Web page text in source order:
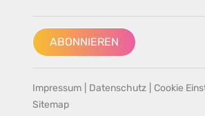
ABONNIEREN
Impressum Datenschutz Cookie
Sitemap